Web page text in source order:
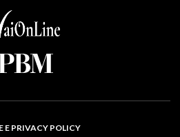
E PRIVACY POLICY